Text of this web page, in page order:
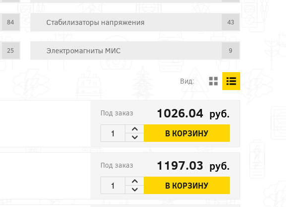
84 Стабилизаторы напряжения 43
25 Электромагниты МИС 9
Вид:
Под заказ 1026.04 руб.
В КОРЗИНУ
Под заказ 1197.03 руб.
В КОРЗИНУ